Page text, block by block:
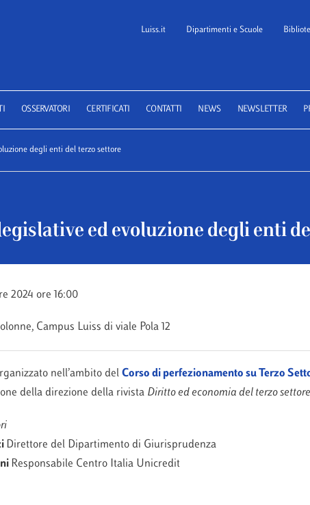
School of Law
Luiss.it Dipartimenti e Scuole
OSSERVATORI CERTIFICATI CONTATTI NEWS NEWSLETTER
degli enti del terzo settore
ed evoluzione degli enti
2024 ore 16:00
Campus Luiss di viale Pola 12
nell’ambito del Corso di perfezionamento su Terzo
della direzione della rivista Diritto ed economia del terzo settore
Direttore del Dipartimento di Giurisprudenza
Responsabile Centro Italia Unicredit